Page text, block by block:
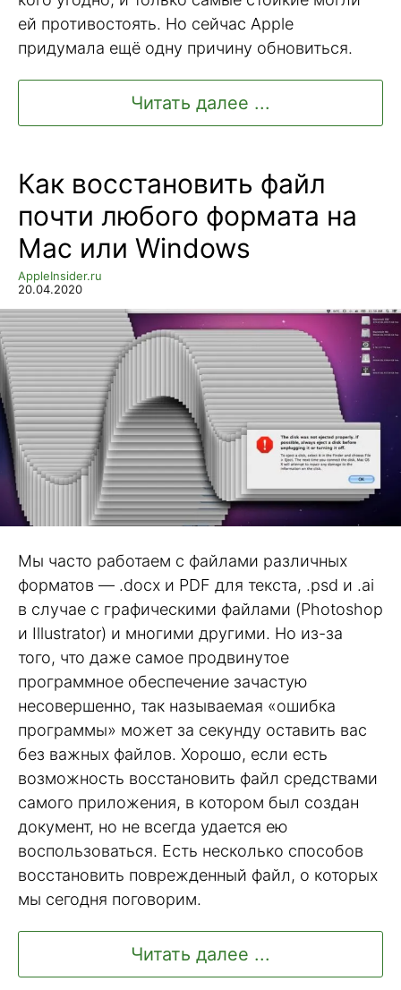
ей противостоять. Но сейчас Apple
придумала ещё одну причину обновиться.
Читать далее ...
Как восстановить файл
почти любого формата на
Mac или Windows
AppleInsider.ru
20.04.2020
Мы часто работаем с файлами различных
форматов — .docx и PDF для текста, .psd и .ai
в случае с графическими файлами (Photoshop
и Illustrator) и многими другими. Но из-за
того, что даже самое продвинутое
программное обеспечение зачастую
несовершенно, так называемая «ошибка
программы» может за секунду оставить вас
без важных файлов. Хорошо, если есть
возможность восстановить файл средствами
самого приложения, в котором был создан
документ, но не всегда удается ею
воспользоваться. Есть несколько способов
восстановить поврежденный файл, о которых
мы сегодня поговорим.
Читать далее ...